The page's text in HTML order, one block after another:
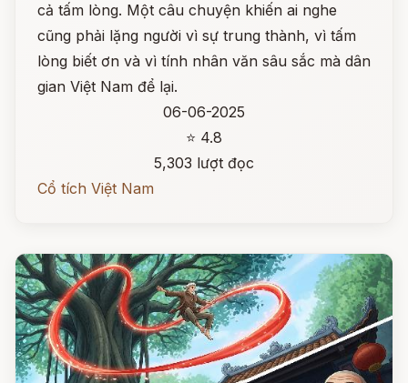
cả tấm lòng. Một câu chuyện khiến ai nghe
cũng phải lặng người vì sự trung thành, vì tấm
lòng biết ơn và vì tính nhân văn sâu sắc mà dân
gian Việt Nam để lại.
06-06-2025
⭐ 4.8
5,303 lượt đọc
Cổ tích Việt Nam